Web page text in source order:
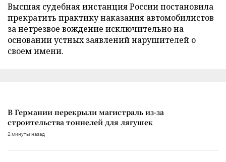
Высшая судебная инстанция России постановила
прекратить практику наказания автомобилистов
за нетрезвое вождение исключительно на
основании устных заявлений нарушителей о
своем имени.
В Германии перекрыли магистраль из-за
строительства тоннелей для лягушек
2 минуты назад